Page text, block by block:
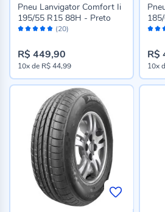
Avaliação: (20)
Pneu Lanvigator Comfort Ii
195/55 R15 88H - Preto
R$ 449,90
10xde R$ 44,99
R$
10x